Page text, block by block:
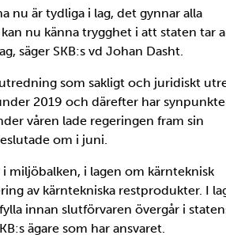
nu är tydliga i lag, det gynnar alla
nu känna trygghet i att staten tar
säger SKB:s vd Johan Dasht.
som sakligt och juridiskt
2019 och därefter har
våren lade regeringen fram sin
om i juni.
miljöbalken, i lagen om kärnteknisk
av kärntekniska restprodukter. I
innan slutförvaren övergår i
ägare som har ansvaret.